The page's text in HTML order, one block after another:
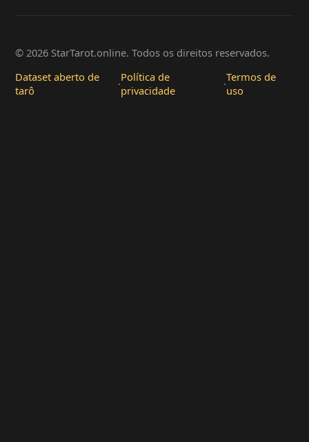
© 2026 StarTarot.online. Todos os direitos reservados.
Dataset aberto de
tarô
·Política de
privacidade
·Termos de
uso